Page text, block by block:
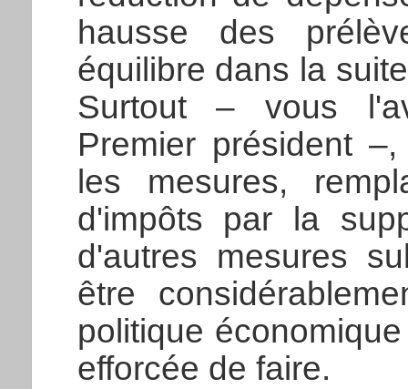
hausse des
équilibre dans la
Surtout – vous
Premier président
les mesures,
d'impôts par la
d'autres mesures
être
politique
efforcée de faire.